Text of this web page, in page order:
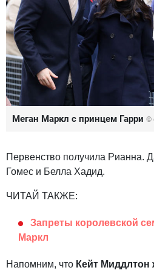
Меган Маркл с принцем Гарри ©
Первенство получила Рианна.
Гомес и Белла Хадид.
ЧИТАЙ ТАКЖЕ:
Запреты королевской
Маркл
Напомним, что Кейт Миддлтон